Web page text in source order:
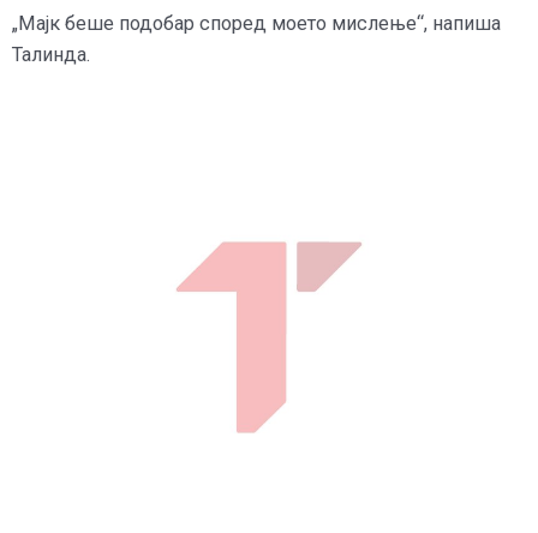
„Мајк беше подобар според моето мислење“, напиша
Талинда.